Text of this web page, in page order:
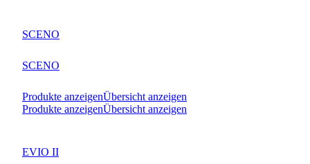
SCENO
SCENO
Produkte anzeigenÜbersicht anzeigen
Produkte anzeigenÜbersicht anzeigen
EVIO II